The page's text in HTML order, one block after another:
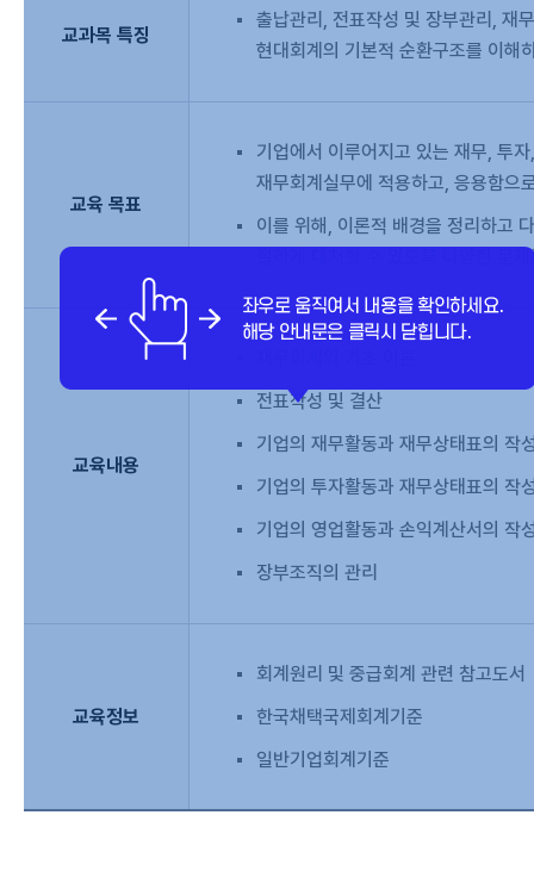
교과목 특징
출납관리, 전표작성 및 장부관리, 재
현대회계의 기본적 순환구조를 이해
교육 목표
기업에서 이루어지고 있는 재무, 투
재무회계실무에 적용하고, 응용함으
이를 위해, 이론적 배경을 정리하고
절하게 대처할 수 있도록 다양한 문
교육내용
전표작성 및 결산
기업의 재무활동과 재무상태표의 작
기업의 투자활동과 재무상태표의 작
기업의 영업활동과 손익계산서의 작
장부조직의 관리
교육정보
회계원리 및 중급회계 관련 참고도서
한국채택국제회계기준
일반기업회계기준